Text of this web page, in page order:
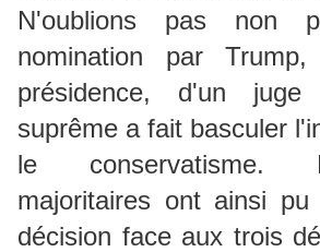
N'oublions pas non
nomination par
présidence, d'un
suprême a fait basculer
le conservatisme.
majoritaires ont ainsi pu
décision face aux trois